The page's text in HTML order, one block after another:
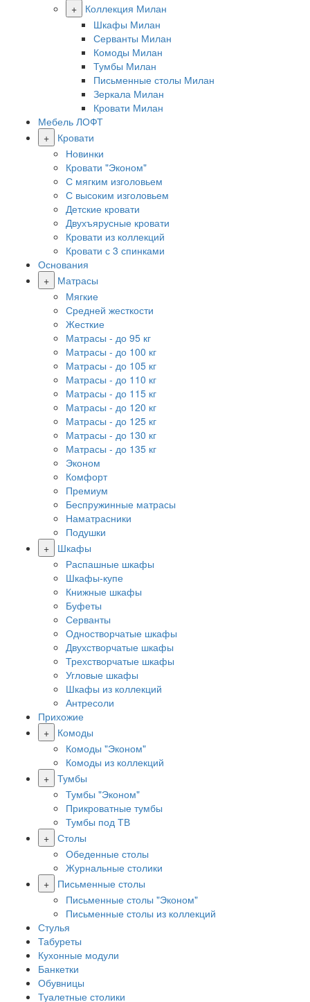
+
Коллекция Милан
Шкафы Милан
Серванты Милан
Комоды Милан
Тумбы Милан
Письменные столы Милан
Зеркала Милан
Кровати Милан
Мебель ЛОФТ
+
Кровати
Новинки
Кровати "Эконом"
С мягким изголовьем
С высоким изголовьем
Детские кровати
Двухъярусные кровати
Кровати из коллекций
Кровати с 3 спинками
Основания
+
Матрасы
Мягкие
Средней жесткости
Жесткие
Матрасы - до 95 кг
Матрасы - до 100 кг
Матрасы - до 105 кг
Матрасы - до 110 кг
Матрасы - до 115 кг
Матрасы - до 120 кг
Матрасы - до 125 кг
Матрасы - до 130 кг
Матрасы - до 135 кг
Эконом
Комфорт
Премиум
Беспружинные матрасы
Наматрасники
Подушки
+
Шкафы
Распашные шкафы
Шкафы-купе
Книжные шкафы
Буфеты
Серванты
Одностворчатые шкафы
Двухстворчатые шкафы
Трехстворчатые шкафы
Угловые шкафы
Шкафы из коллекций
Антресоли
Прихожие
+
Комоды
Комоды "Эконом"
Комоды из коллекций
+ Тумбы
Тумбы "Эконом"
Прикроватные тумбы
Тумбы под ТВ
+ Столы
Обеденные столы
Журнальные столики
+
Письменные столы
Письменные столы "Эконом"
Письменные столы из коллекций
Стулья
Табуреты
Кухонные модули
Банкетки
Обувницы
Туалетные столики